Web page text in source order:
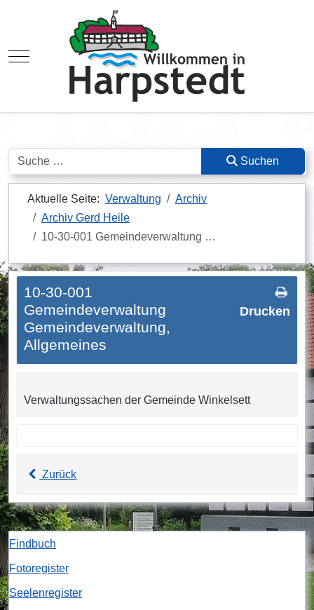
Mobile Menu Toggle
Suchen Suchen
Aktuelle Seite: Verwaltung
Archiv
Archiv Gerd Heile
10-30-001 Gemeindeverwaltung …
Drucken
10-30-001
Gemeindeverwaltung
Gemeindeverwaltung,
Allgemeines
Verwaltungssachen der Gemeinde Winkelsett
Zurück
Findbuch
Fotoregister
Seelenregister